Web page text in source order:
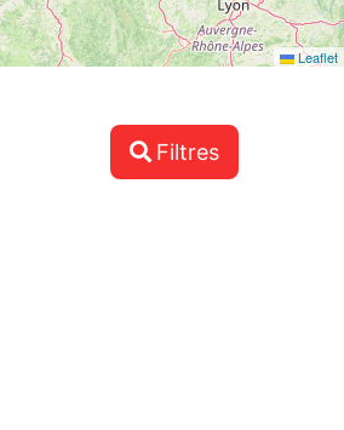
Leaflet
Filtres